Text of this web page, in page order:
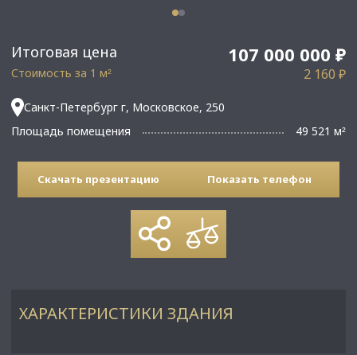
Итоговая цена 107 000 000 ₽
Стоимость за 1 м² 2 160 ₽
Санкт-Петербург г, Московское, 250
Площадь помещения
49 521 м²
Скачать презентацию Показать телефон
ХАРАКТЕРИСТИКИ ЗДАНИЯ